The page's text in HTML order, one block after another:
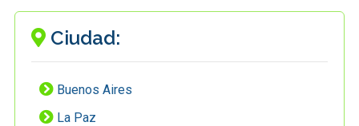
Ciudad:
Buenos Aires
La Paz